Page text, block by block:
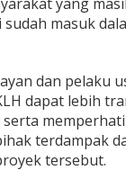
masuk
dan pelaku
dapat lebih
terdampak
tersebut.